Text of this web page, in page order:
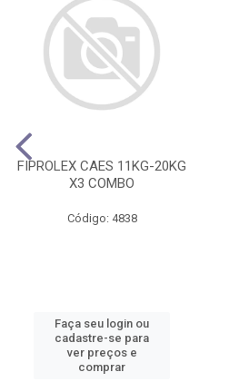
FIPROLEX CAES 11KG-20KG
X3 COMBO
Código: 4838
Faça seu login ou
cadastre-se para
ver preços e
comprar